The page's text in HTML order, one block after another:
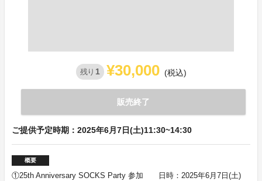
残り 1 ¥30,000 (税込)
販売終了
ご提供予定時期：2025年6月7日(土)11:30~14:30
概要
①25th Anniversary SOCKS Party 参加 日時：2025年6月7日(土)